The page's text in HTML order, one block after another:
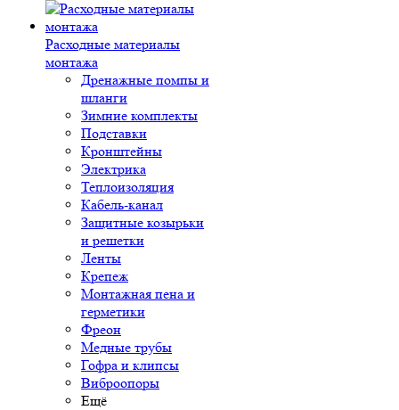
Расходные материалы
монтажа
Дренажные помпы и
шланги
Зимние комплекты
Подставки
Кронштейны
Электрика
Теплоизоляция
Кабель-канал
Защитные козырьки
и решетки
Ленты
Крепеж
Монтажная пена и
герметики
Фреон
Медные трубы
Гофра и клипсы
Виброопоры
Ещё